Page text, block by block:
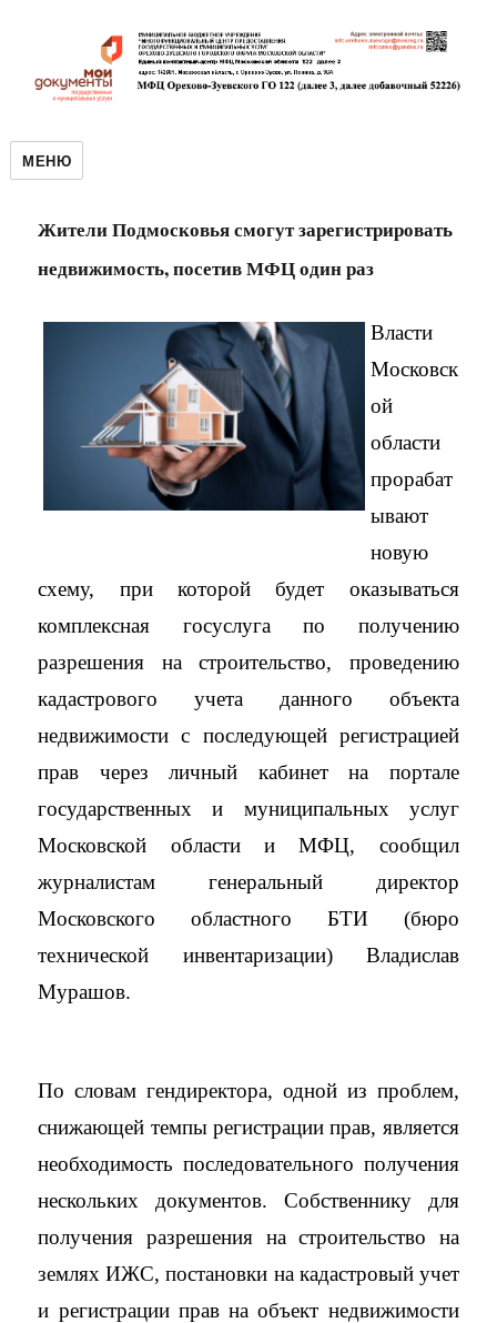
МЕНЮ
Жители Подмосковья смогут зарегистрировать
недвижимость, посетив МФЦ один раз
Власти
Московск
ой
области
прорабат
ывают
новую
схему, при которой будет оказываться
комплексная госуслуга по получению
разрешения на строительство, проведению
кадастрового учета данного объекта
недвижимости с последующей регистрацией
прав через личный кабинет на портале
государственных и муниципальных услуг
Московской области и МФЦ, сообщил
журналистам генеральный директор
Московского областного БТИ (бюро
технической инвентаризации) Владислав
Мурашов.
По словам гендиректора, одной из проблем,
снижающей темпы регистрации прав, является
необходимость последовательного получения
нескольких документов. Собственнику для
получения разрешения на строительство на
землях ИЖС, постановки на кадастровый учет
и регистрации прав на объект недвижимости